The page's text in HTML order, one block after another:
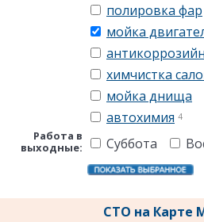
полировка фар
мойка
химчистка
мойка днища
автохимия 4
Работа в
выходные:
Суббота
СТО на Карте